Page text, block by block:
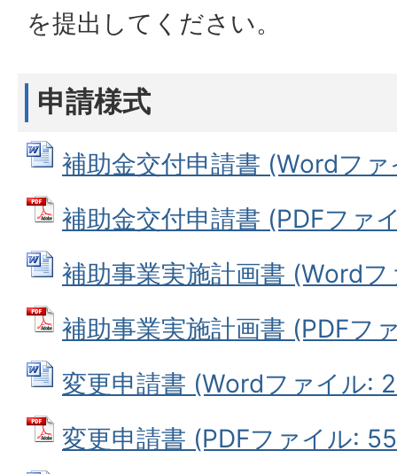
を提出してください。
申請様式
補助金交付申請書 (Wordフ
補助金交付申請書 (PDFファ
補助事業実施計画書 (Word
補助事業実施計画書 (PDFフ
変更申請書 (Wordファイル:
変更申請書 (PDFファイル: